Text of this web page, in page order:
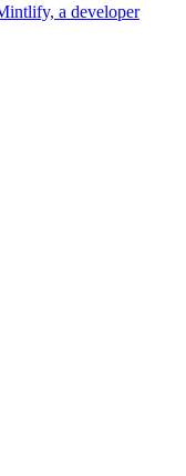
a developer